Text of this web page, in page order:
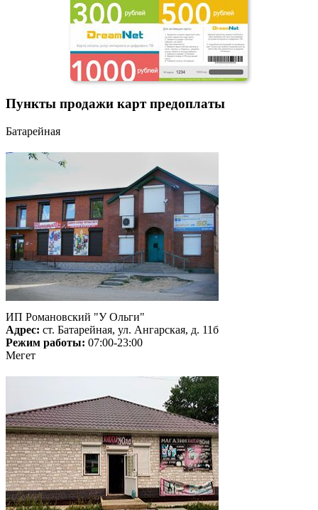
Пункты продажи карт предоплаты
Батарейная
ИП Романовский "У Ольги"
Адрес: ст. Батарейная, ул. Ангарская, д. 11б
Режим работы: 07:00-23:00
Мегет